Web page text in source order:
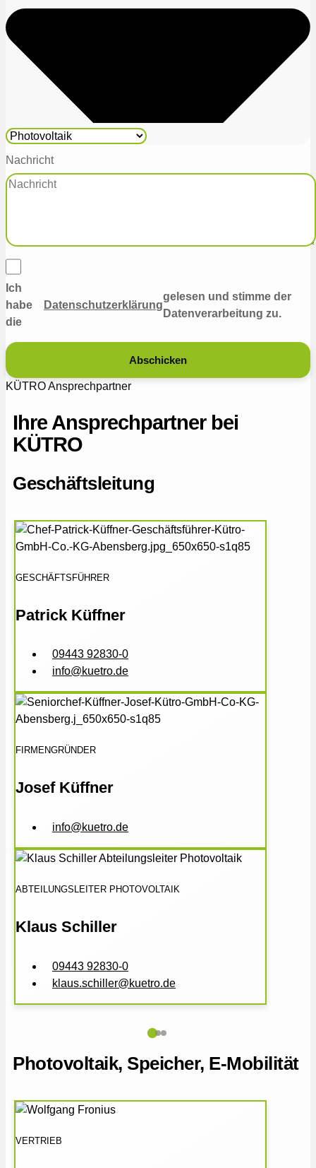
Nachricht
Ich
habe
die
Datenschutzerklärung
gelesen und stimme der
Datenverarbeitung zu.
Abschicken
KÜTRO Ansprechpartner
Ihre Ansprechpartner bei
KÜTRO
Geschäftsleitung
GESCHÄFTSFÜHRER
Patrick Küffner
09443 92830-0
info@kuetro.de
FIRMENGRÜNDER
Josef Küffner
info@kuetro.de
ABTEILUNGSLEITER PHOTOVOLTAIK
Klaus Schiller
09443 92830-0
klaus.schiller@kuetro.de
Photovoltaik, Speicher, E-Mobilität
VERTRIEB